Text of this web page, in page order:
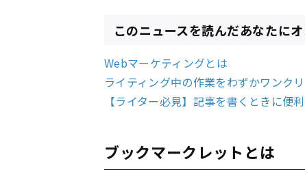
このニュースを読んだあなたに
Webマーケティングとは
ライティング中の作業をわずかワンク
【ライター必見】記事を書くときに便
ブックマークレットとは